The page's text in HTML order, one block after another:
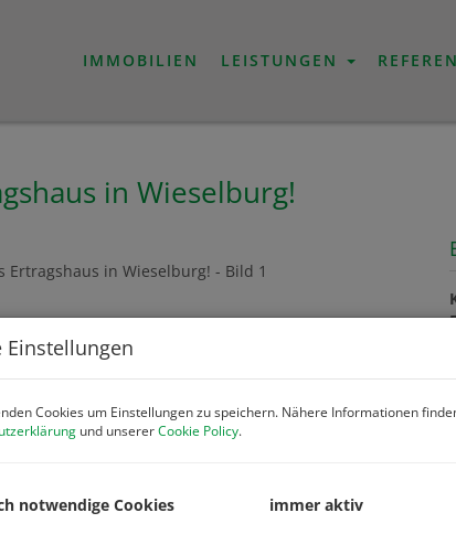
IMMOBILIEN LEISTUNGEN
in Wieselburg!
Einstellungen
Cookies um Einstellungen zu speichern. Nähere Informationen
und unsererCookie Policy.
notwendige Cookies immer aktiv